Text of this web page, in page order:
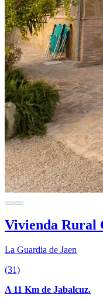
Vivienda Rural
La Guardia de Jaen
(31)
A 11 Km de Jabalcuz.